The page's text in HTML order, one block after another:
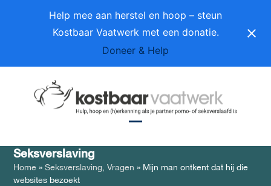
Help mee aan herstel en hoop – steun
Kostbaar Vaatwerk met een donatie.
Doneer & Help
menu
menu
Seksverslaving
Home »Seksverslaving ,Vragen » Mijn man ontkent dat hij die
websites bezoekt